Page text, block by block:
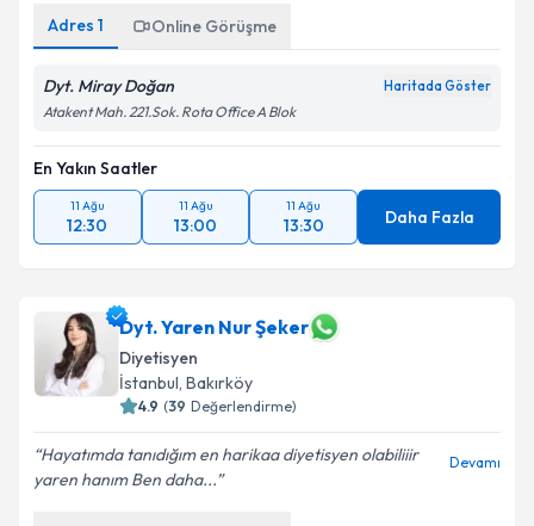
kapsamda işlenmesini kabul ediyorum.
Takvim Talebini Gönder
Adres 1 Online Görüşme
Dyt. Miray Doğan Haritada Göster
Atakent Mah. 221.Sok. Rota Office A Blok
En Yakın Saatler
11 Ağu
12:30
11 Ağu
13:00
11 Ağu
13:30 Daha Fazla
Dyt. Yaren Nur Şeker
Diyetisyen
İstanbul, Bakırköy
4.9 (39 Değerlendirme)
Hayatımda tanıdığım en harikaa diyetisyen olabiliiir
yaren hanım Ben daha...
Devamı